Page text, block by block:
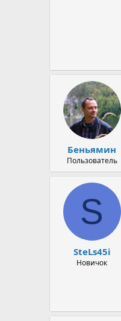
Беньямин
Пользователь
S
SteLs45i
Новичок